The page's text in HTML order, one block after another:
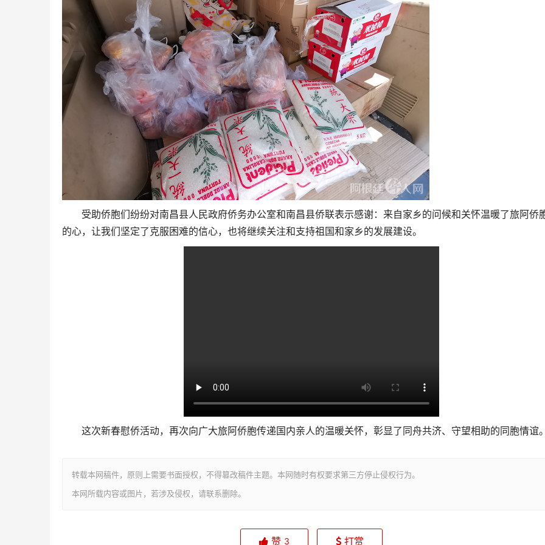
受助侨胞们纷纷对南昌县人民政府侨务办公室和南昌县侨联表示感谢：来自家乡的问候和关怀温暖了旅阿侨
的心，让我们坚定了克服困难的信心，也将继续关注和支持祖国和家乡的发展建设。
这次新春慰侨活动，再次向广大旅阿侨胞传递国内亲人的温暖关怀，彰显了同舟共济、守望相助的同胞情谊
转载本网稿件，原则上需要书面授权，不得篡改稿件主题。本网随时有权要求第三方停止侵权行为。
本网所载内容或图片，若涉及侵权，请联系删除。
赞 3 打赏